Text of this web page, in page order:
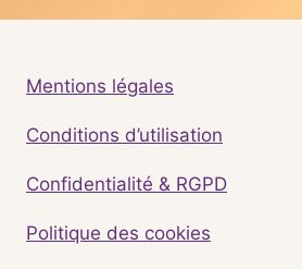
Mentions légales
Conditions d’utilisation
Confidentialité & RGPD
Politique des cookies